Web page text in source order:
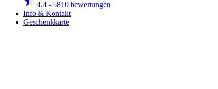
4.4 - 6810 bewertungen
Info & Kontakt
Geschenkkarte